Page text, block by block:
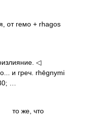
от гемо + rhagos
◁
и греч. rhēgnymi
…
то же, что